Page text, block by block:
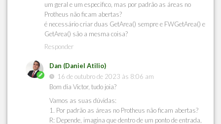
um geral e um especifico, mas por padrão as áreas no
Protheus não ficam abertas?
é necessário criar duas GetArea() sempre e FWGetArea() e
GetArea() são a mesma coisa?
Responder
Dan (Daniel Atilio)
16 de outubro de 2023 às 8:06 am
Bom dia Victor, tudo joia?
Vamos as suas dúvidas:
1. Por padrão as áreas no Protheus não ficam abertas?
R: Depende, imagina que dentro de um ponto de entrada,